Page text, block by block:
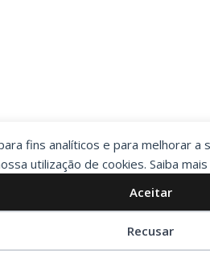
fins analíticos e para melhorar a
utilização de cookies. Saiba
Aceitar
Recusar